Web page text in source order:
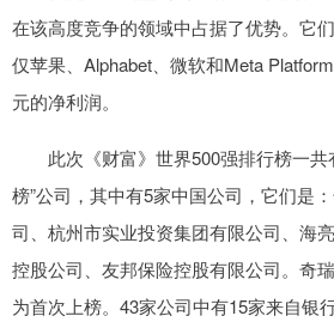
在该高度竞争的领域中占据了优势。它
仅苹果、Alphabet、微软和Meta
元的净利润。
此次《财富》世界500强排行榜一共
榜”公司，其中有5家中国公司，它们是
司、杭州市实业投资集团有限公司、海
控股公司、友邦保险控股有限公司。奇
为首次上榜。43家公司中有15家来自银